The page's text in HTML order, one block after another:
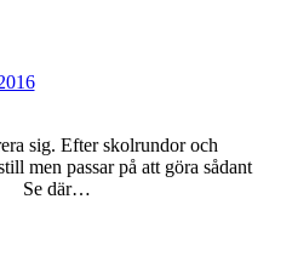
sig. Efter skolrundor och
men passar på att göra sådant
Se där…